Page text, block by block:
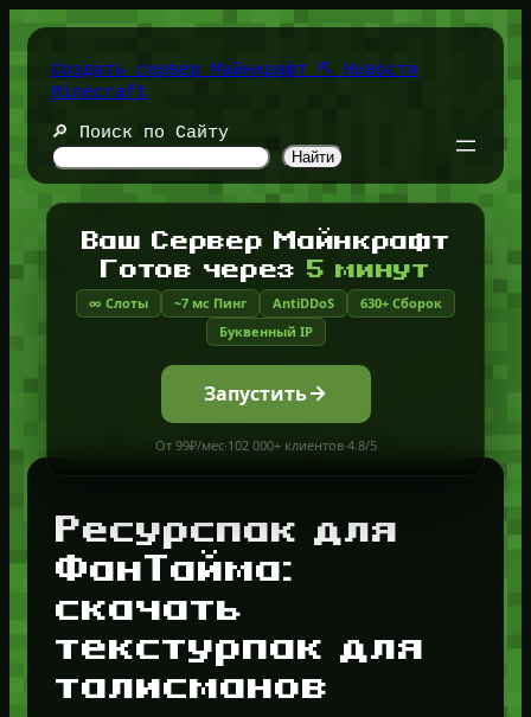
содержимому
Создать сервер Майнкрафт ⛏️ Новости
Minecraft
🔎 Поиск по Сайту
Найти
Ваш Сервер Майнкрафт
Готов через 5 минут
∞ Слоты ~7 мс Пинг AntiDDoS
630+ Сборок
Буквенный IP
Запустить
От 99₽/мес·102 000+ клиентов·4.8/5
Ресурспак для
ФанТайма:
скачать
текстурпак для
талисманов